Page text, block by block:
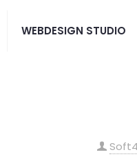
WEBDESIGN STUDIO